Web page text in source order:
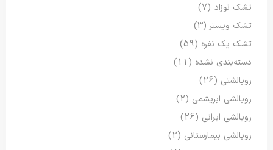
تشک نوزاد (7)
تشک ویستر (3)
تشک یک نفره (59)
دسته‌بندی نشده (11)
روبالشتی (26)
روبالشی ابریشمی (2)
روبالشی ایرانی (26)
روبالشی بیمارستانی (2)